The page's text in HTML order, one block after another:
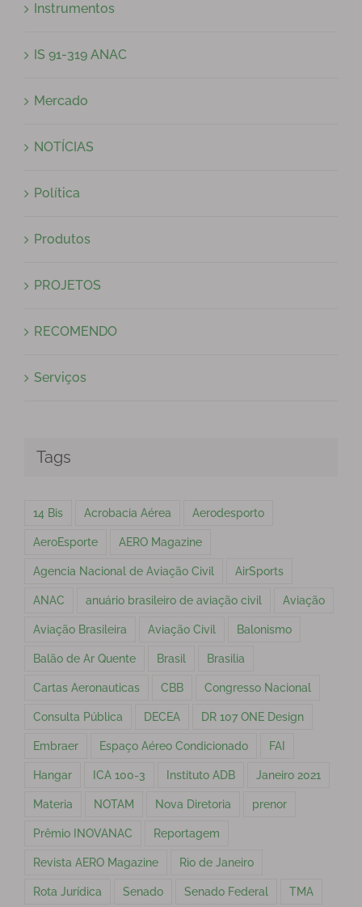
Instrumentos
IS 91-319 ANAC
Mercado
NOTÍCIAS
Política
Produtos
PROJETOS
RECOMENDO
Serviços
Tags
14 Bis Acrobacia Aérea Aerodesporto
AeroEsporte AERO Magazine
Agencia Nacional de Aviação Civil AirSports
ANAC anuário brasileiro de aviação civil Aviação
Aviação Brasileira Aviação Civil Balonismo
Balão de Ar Quente Brasil Brasilia
Cartas Aeronauticas CBB Congresso Nacional
Consulta Pública DECEA DR 107 ONE Design
Embraer Espaço Aéreo Condicionado FAI
Hangar ICA 100-3 Instituto ADB Janeiro 2021
Materia NOTAM Nova Diretoria prenor
Prêmio INOVANAC Reportagem
Revista AERO Magazine Rio de Janeiro
Rota Jurídica Senado Senado Federal TMA